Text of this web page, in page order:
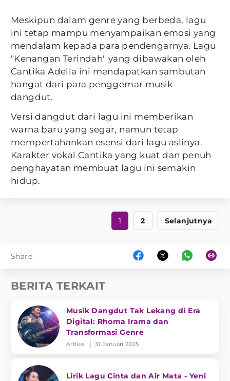
Meskipun dalam genre yang berbeda, lagu
ini tetap mampu menyampaikan emosi yang
mendalam kepada para pendengarnya. Lagu
"Kenangan Terindah" yang dibawakan oleh
Cantika Adella ini mendapatkan sambutan
hangat dari para penggemar musik
dangdut.
Versi dangdut dari lagu ini memberikan
warna baru yang segar, namun tetap
mempertahankan esensi dari lagu aslinya.
Karakter vokal Cantika yang kuat dan penuh
penghayatan membuat lagu ini semakin
hidup.
1 2 Selanjutnya
Share
BERITA TERKAIT
Musik Dangdut Tak Lekang di Era
Digital: Rhoma Irama dan
Transformasi Genre
Artikel 31 Januari 2025
Lirik Lagu Cinta dan Air Mata - Yeni